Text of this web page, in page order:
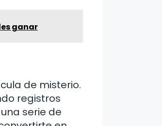
ganar
de misterio.
registros
serie de